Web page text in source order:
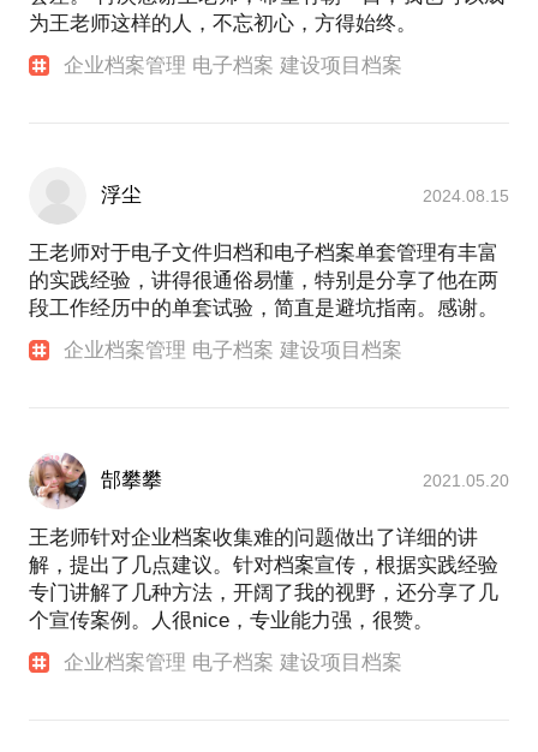
为王老师这样的人，不忘初心，方得始终。
企业档案管理 电子档案 建设项目档案
浮尘 2024.08.15
王老师对于电子文件归档和电子档案单套管理有丰富
的实践经验，讲得很通俗易懂，特别是分享了他在两
段工作经历中的单套试验，简直是避坑指南。感谢。
企业档案管理 电子档案 建设项目档案
郜攀攀 2021.05.20
王老师针对企业档案收集难的问题做出了详细的讲
解，提出了几点建议。针对档案宣传，根据实践经验
专门讲解了几种方法，开阔了我的视野，还分享了几
个宣传案例。人很nice，专业能力强，很赞。
企业档案管理 电子档案 建设项目档案